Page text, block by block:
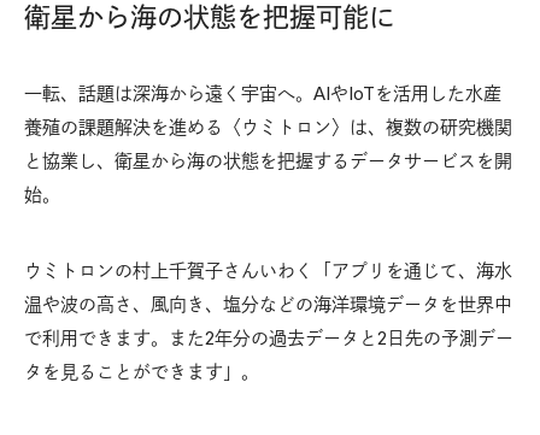
衛星から海の状態を把握可能に
一転、話題は深海から遠く宇宙へ。AIやIoTを活用した水産
養殖の課題解決を進める〈ウミトロン〉は、複数の研究機関
と協業し、衛星から海の状態を把握するデータサービスを開
始。
ウミトロンの村上千賀子さんいわく「アプリを通じて、海水
温や波の高さ、風向き、塩分などの海洋環境データを世界中
で利用できます。また2年分の過去データと2日先の予測デー
タを見ることができます」。